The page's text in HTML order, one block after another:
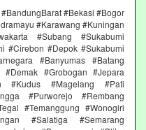
#Bekasi #Bogor
#Karawang #Kuningan
#Subang #Sukabumi
#Cirebon #Depok #Sukabumi
#Banyumas #Batang
#Grobogan #Jepara
#Kudus #Magelang #Pati
#Purworejo #Rembang
#Temanggung #Wonogiri
#Salatiga #Semarang